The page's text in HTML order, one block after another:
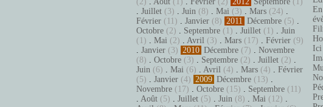
. Juillet (3) . Juin (8) . Mai (3) . Mars (24) .
Février (11) . Janvier (8) 2011 Décembre (5) .
Octobre (2) . Septembre (1) . Juillet (1) . Juin
(1) . Mai (2) . Avril (3) . Mars (17) . Février (9)
. Janvier (3) 2010 Décembre (7) . Novembre
(8) . Octobre (3) . Septembre (2) . Juillet (2) .
Juin (6) . Mai (6) . Avril (4) . Mars (4) . Février
(5) . Janvier (4) 2009 Décembre (13) .
Novembre (17) . Octobre (15) . Septembre (11)
. Août (5) . Juillet (5) . Juin (8) . Mai (12) .
Ici